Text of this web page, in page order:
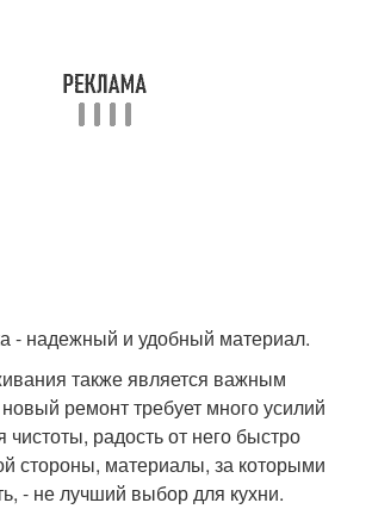
- надежный и удобный материал.
также является важным
ремонт требует много усилий
радость от него быстро
стороны, материалы, за которыми
- не лучший выбор для кухни.